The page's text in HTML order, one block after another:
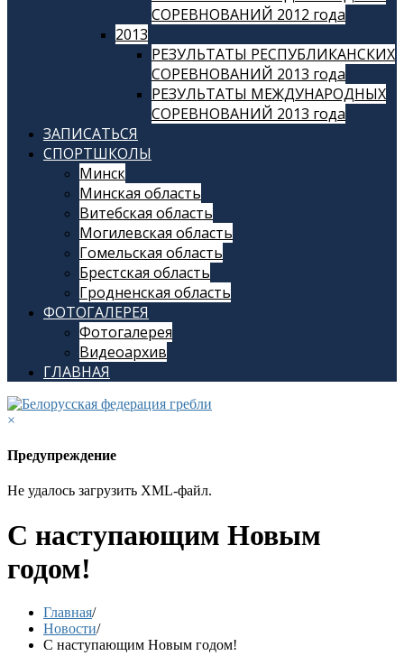
СОРЕВНОВАНИЙ 2012 года
2013
РЕЗУЛЬТАТЫ РЕСПУБЛИКАНСКИХ
СОРЕВНОВАНИЙ 2013 года
РЕЗУЛЬТАТЫ МЕЖДУНАРОДНЫХ
СОРЕВНОВАНИЙ 2013 года
ЗАПИСАТЬСЯ
СПОРТШКОЛЫ
Минск
Минская область
Витебская область
Могилевская область
Гомельская область
Брестская область
Гродненская область
ФОТОГАЛЕРЕЯ
Фотогалерея
Видеоархив
ГЛАВНАЯ
×
Предупреждение
Не удалось загрузить XML-файл.
С наступающим Новым
годом!
Главная/
Новости/
С наступающим Новым годом!